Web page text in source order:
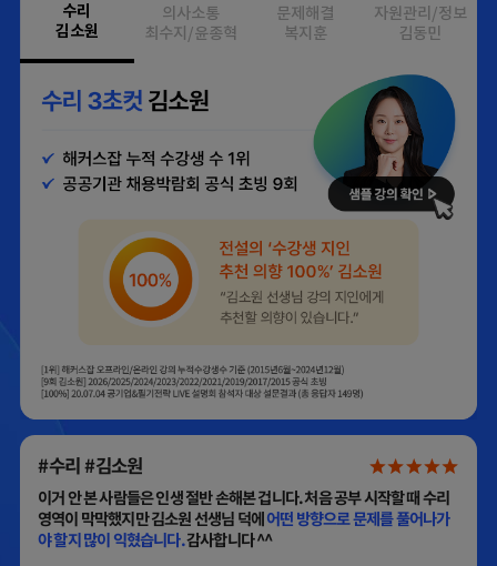
수리
김소원
의사소통
최수지/윤종혁
문제해결
복지훈
자원관리/정보
김동민
#수리 #김소원
이거 안 본 사람들은 인생 절반 손해본 겁니다. 처음 공부 시작할 때 수리
영역이 막막했지만 김소원 선생님 덕에 어떤 방향으로 문제를 풀어나가
야 할지 많이 익혔습니다.감사합니다 ^^